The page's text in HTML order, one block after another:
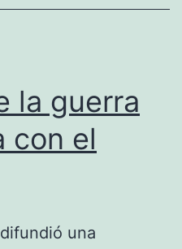
la guerra
con el
una